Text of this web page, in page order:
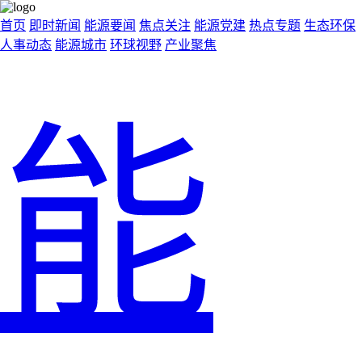
首页 即时新闻 能源要闻 焦点关注 能源党建 热点专题 生态环保
人事动态 能源城市 环球视野 产业聚焦
能